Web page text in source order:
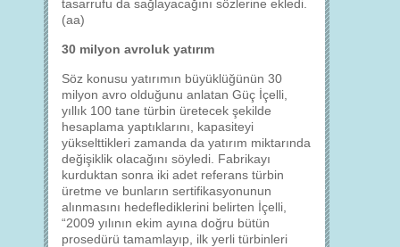
tasarrufu da sağlayacağını sözlerine ekledi.
(aa)
30 milyon avroluk yatırım
Söz konusu yatırımın büyüklüğünün 30
milyon avro olduğunu anlatan Güç İçelli,
yıllık 100 tane türbin üretecek şekilde
hesaplama yaptıklarını, kapasiteyi
yükselttikleri zamanda da yatırım miktarında
değişiklik olacağını söyledi. Fabrikayı
kurduktan sonra iki adet referans türbin
üretme ve bunların sertifikasyonunun
alınmasını hedeflediklerini belirten İçelli,
“2009 yılının ekim ayına doğru bütün
prosedürü tamamlayıp, ilk yerli türbinleri